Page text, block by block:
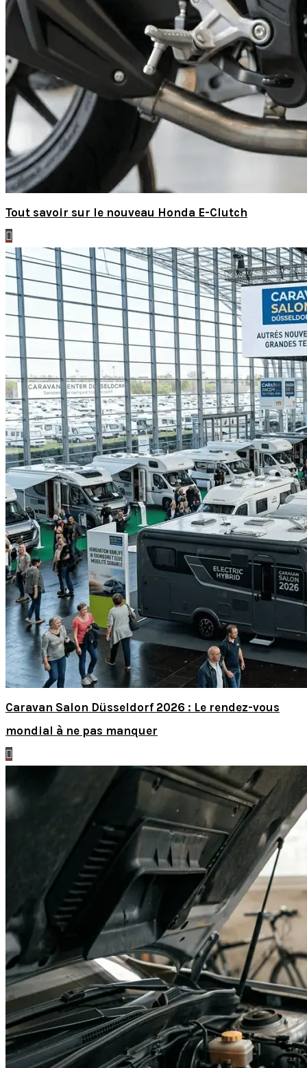
Tout savoir sur le nouveau Honda E-Clutch
Caravan Salon Düsseldorf 2026 : Le rendez-vous
mondial à ne pas manquer